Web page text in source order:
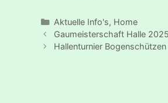
Kategorien
Aktuelle Info's, Home
Gaumeisterschaft Halle
Hallenturnier